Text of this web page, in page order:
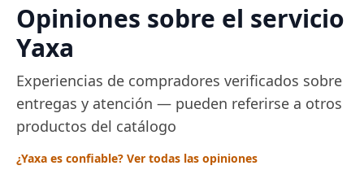
ajuste de temperatura
de Acero
Opiniones sobre el servicio
Yaxa
Experiencias de compradores verificados sobre
entregas y atención — pueden referirse a otros
productos del catálogo
¿Yaxa es confiable? Ver todas las opiniones